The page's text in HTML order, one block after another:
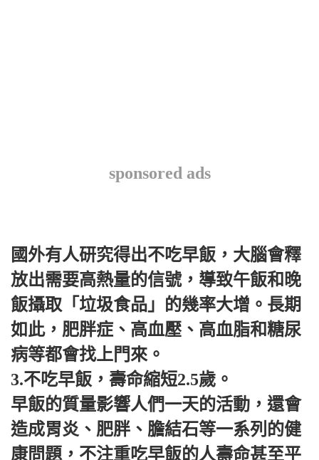
sponsored ads
國外有人研究得出不吃早飯，大腦會釋
放出需要高熱量的信號，導致午飯和晚
飯攝取「垃圾食品」的幾率大增。長期
如此，肥胖症、高血壓、高血脂和糖尿
病等都會找上門來。
3.不吃早飯，壽命縮短2.5歲。
早飯的質量影響人們一天的活動，還會
造成胃炎、肥胖、膽結石等一系列的健
康問題，不注重吃早飯的人壽命甚至平